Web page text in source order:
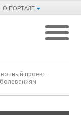
О ПОРТАЛЕ
проект